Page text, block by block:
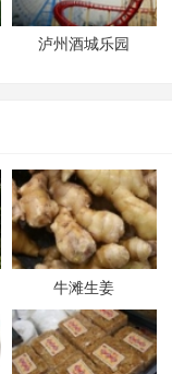
泸州酒城乐园
牛滩生姜